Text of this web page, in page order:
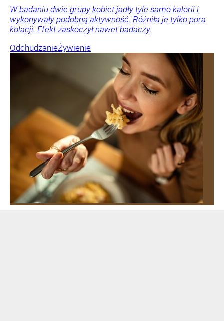
W badaniu dwie grupy kobiet jadły tyle samo kalorii i
wykonywały podobną aktywność. Różniła je tylko pora
kolacji. Efekt zaskoczył nawet badaczy.
OdchudzanieŻywienie